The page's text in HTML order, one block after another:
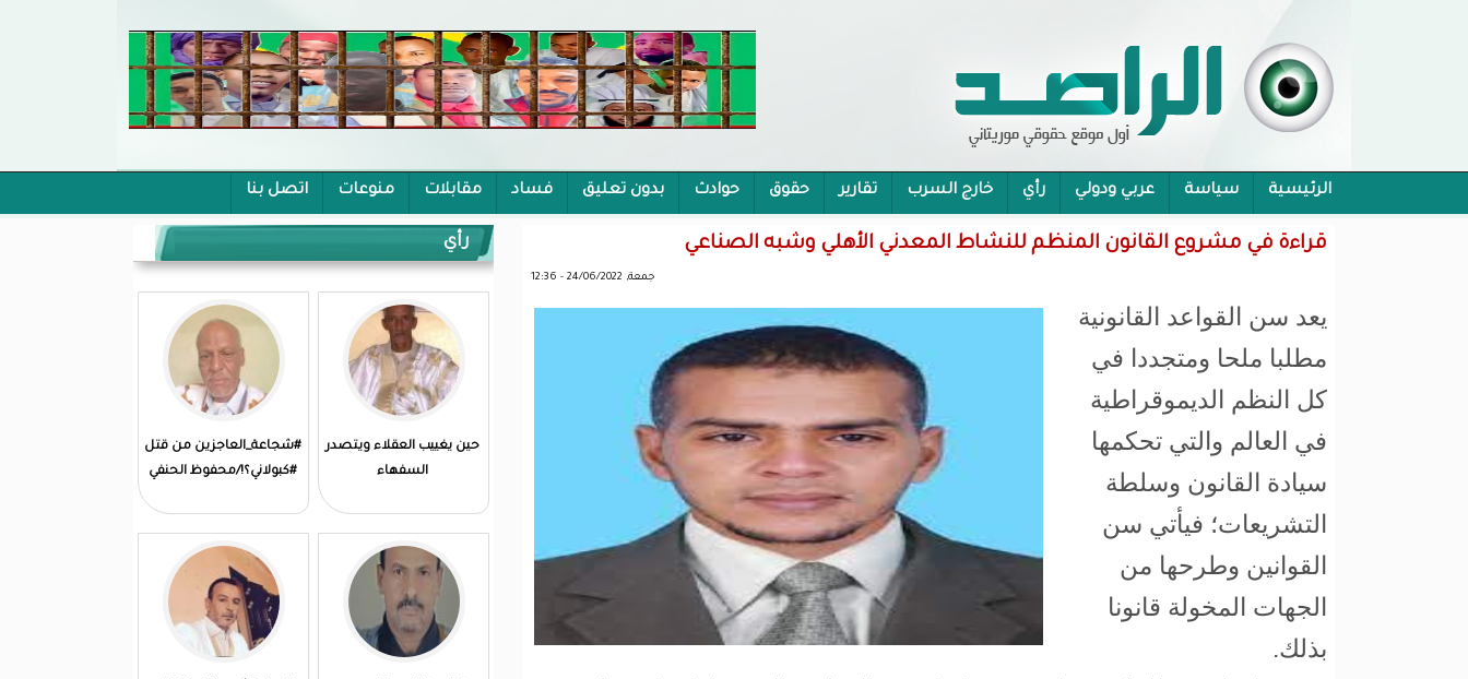
الرئيسية سياسة عربي ودولي رأي خارج السرب تقارير حقوق حوادث بدون تعليق فساد مقابلات منوعات اتصل بنا
محام:قانون حماية الرموز تفوح منه رائحة الاحكام الشمولية
قراءة في مشروع القانون المنظم للنشاط المعدني الأهلي وشبه الصناعي
جمعة, 24/06/2022 - 12:36
يعد سن القواعد القانونية
مطلبا ملحا ومتجددا في
كل النظم الديموقراطية
في العالم والتي تحكمها
سيادة القانون وسلطة
التشريعات؛ فيأتي سن
القوانين وطرحها من
الجهات المخولة قانونا
بذلك.
رأي
حين يغييب العقلاء ويتصدر
السفهاء
#شجاعة_العاجزين من قتل
#كبولاني؟!/محفوظ الحنفي